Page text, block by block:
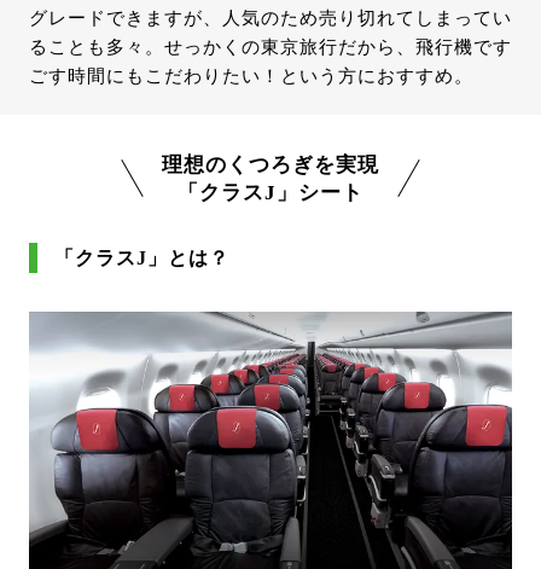
グレードできますが、人気のため売り切れてしまってい
ることも多々。せっかくの東京旅行だから、飛行機です
ごす時間にもこだわりたい！という方におすすめ。
理想のくつろぎを実現
「クラスJ」シート
「クラスJ」とは？